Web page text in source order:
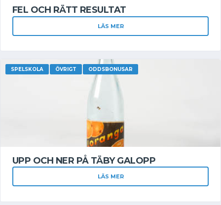
FEL OCH RÄTT RESULTAT
LÄS MER
SPELSKOLA ÖVRIGT ODDSBONUSAR
UPP OCH NER PÅ TÄBY GALOPP
LÄS MER